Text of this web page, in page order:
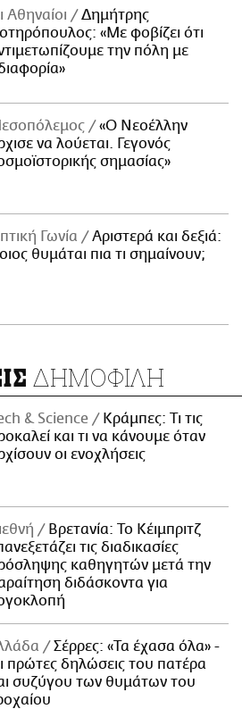
Αθηναίοι
Δημήτρης
«Με φοβίζει ότι
την πόλη με
«Ο Νεοέλλην
να λούεται. Γεγονός
σημασίας»
Γωνία
Αριστερά και δεξιά:
θυμάται πια τι σημαίνουν;
ΔΗΜΟΦΙΛΗ
& Science
Κράμπες: Τι τις
και τι να κάνουμε όταν
οι ενοχλήσεις
Βρετανία: Το Κέιμπριτζ
τις διαδικασίες
καθηγητών μετά την
διδάσκοντα για
Σέρρες: «Τα έχασα όλα» -
πρώτες δηλώσεις του πατέρα
συζύγου των θυμάτων του